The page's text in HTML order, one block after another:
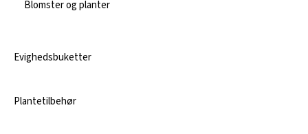
Blomster og planter
Evighedsbuketter
Plantetilbehør